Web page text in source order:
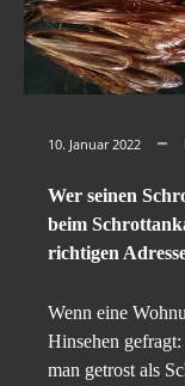
10. Januar 2022
Wer seinen
beim
richtigen
Wenn eine
Hinsehen
man getrost als